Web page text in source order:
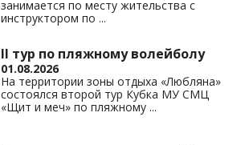
занимается по месту жительства с
инструктором по ...
II тур по пляжному волейболу
01.08.2026
На территории зоны отдыха «Любляна»
состоялся второй тур Кубка МУ СМЦ
«Щит и меч» по пляжному ...